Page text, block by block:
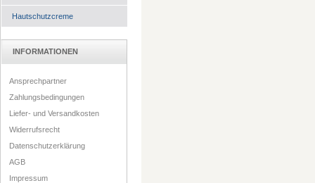
Hautschutzcreme
INFORMATIONEN
Ansprechpartner
Zahlungsbedingungen
Liefer- und Versandkosten
Widerrufsrecht
Datenschutzerklärung
AGB
Impressum